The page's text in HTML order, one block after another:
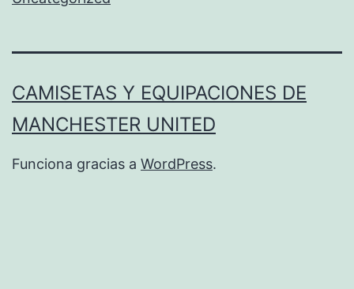
CAMISETAS Y EQUIPACIONES DE
MANCHESTER UNITED
Funciona gracias a WordPress.